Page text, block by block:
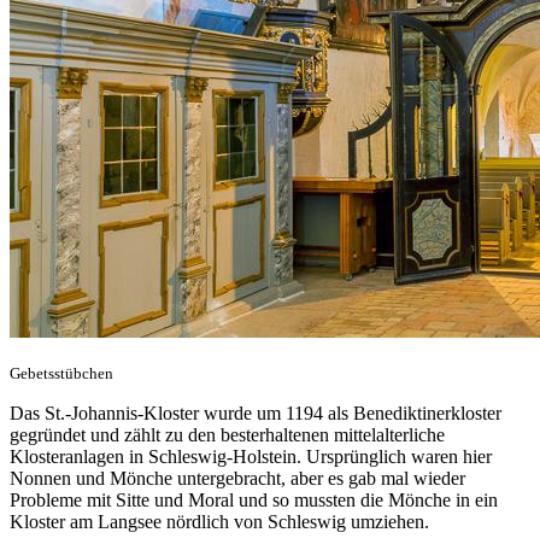
Gebetsstübchen
Das St.-Johannis-Kloster wurde um 1194 als Benediktinerkloster
gegründet und zählt zu den besterhaltenen mittelalterliche
Klosteranlagen in Schleswig-Holstein. Ursprünglich waren hier
Nonnen und Mönche untergebracht, aber es gab mal wieder
Probleme mit Sitte und Moral und so mussten die Mönche in ein
Kloster am Langsee nördlich von Schleswig umziehen.